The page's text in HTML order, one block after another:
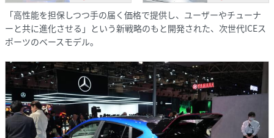
「高性能を担保しつつ手の届く価格で提供し、ユーザーやチューナ
ーと共に進化させる」という新戦略のもと開発された、次世代ICEス
ポーツのベースモデル。